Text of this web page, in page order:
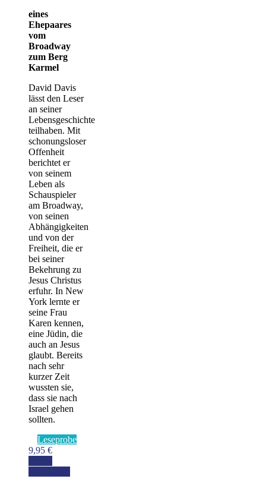
eines
Ehepaares
vom
Broadway
zum Berg
Karmel
David Davis
lässt den Leser
an seiner
Lebensgeschichte
teilhaben. Mit
schonungsloser
Offenheit
berichtet er
von seinem
Leben als
Schauspieler
am Broadway,
von seinen
Abhängigkeiten
und von der
Freiheit, die er
bei seiner
Bekehrung zu
Jesus Christus
erfuhr. In New
York lernte er
seine Frau
Karen kennen,
eine Jüdin, die
auch an Jesus
glaubt. Bereits
nach sehr
kurzer Zeit
wussten sie,
dass sie nach
Israel gehen
sollten.
Leseprobe
9,95 €